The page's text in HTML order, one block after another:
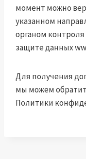
момент можно
указанном
органом контроля
защите данных
Для получения
мы можем
Политики